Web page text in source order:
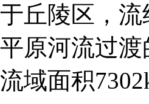
丘陵区，
原河流过
域面积